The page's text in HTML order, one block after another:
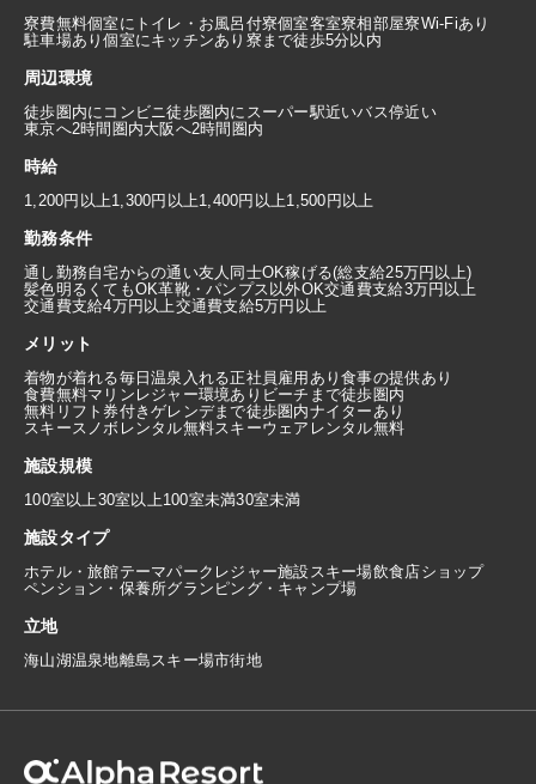
寮費無料個室にトイレ・お風呂付寮個室客室寮相部屋寮Wi-Fiあり
駐車場あり個室にキッチンあり 寮まで徒歩5分以内
周辺環境
徒歩圏内にコンビニ徒歩圏内にスーパー駅近いバス停近い
東京へ2時間圏内大阪へ2時間圏内
時給
1,200円以上1,300円以上1,400円以上1,500円以上
勤務条件
通し勤務自宅からの通い友人同士OK稼げる(総支給25万円以上)
髪色明るくてもOK革靴・パンプス以外OK交通費支給3万円以上
交通費支給4万円以上交通費支給5万円以上
メリット
着物が着れる毎日温泉入れる正社員雇用あり食事の提供あり
食費無料マリンレジャー環境あり ビーチまで徒歩圏内
無料リフト券付きゲレンデまで徒歩圏内ナイターあり
スキースノボレンタル無料スキーウェアレンタル無料
施設規模
100室以上30室以上100室未満30室未満
施設タイプ
ホテル・旅館テーマパーク レジャー施設 スキー場飲食店ショップ
ペンション・保養所グランピング・キャンプ場
立地
海山湖温泉地離島 スキー場市街地